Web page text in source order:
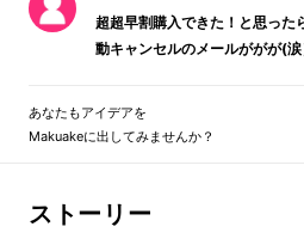
超超早割購入できた！と思った
動キャンセルのメールががが(
あなたもアイデアを
Makuakeに出してみませんか？
ストーリー